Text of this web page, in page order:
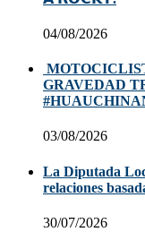
04/08/2026
GRAVEDAD
03/08/2026
La Diputada
relaciones
30/07/2026